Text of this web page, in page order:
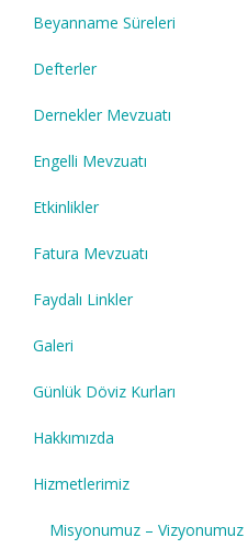
Beyanname Süreleri
Defterler
Dernekler Mevzuatı
Engelli Mevzuatı
Etkinlikler
Fatura Mevzuatı
Faydalı Linkler
Galeri
Günlük Döviz Kurları
Hakkımızda
Hizmetlerimiz
Misyonumuz – Vizyonumuz